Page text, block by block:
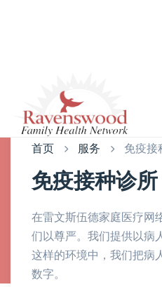
首页 服务 免疫接
免疫接种诊所
在雷文斯伍德家庭医疗网
们以尊严。我们提供以病
这样的环境中，我们把病
数字。